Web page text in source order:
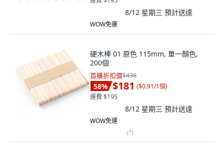
8/12 星期三 預計送達
WOW免運
硬木棒 01 原色 115mm, 單一顏色,
200個
首購折扣價$436
58% $181 ($0.91/1個)
運費 $195
8/12 星期三 預計送達
WOW免運
(7)